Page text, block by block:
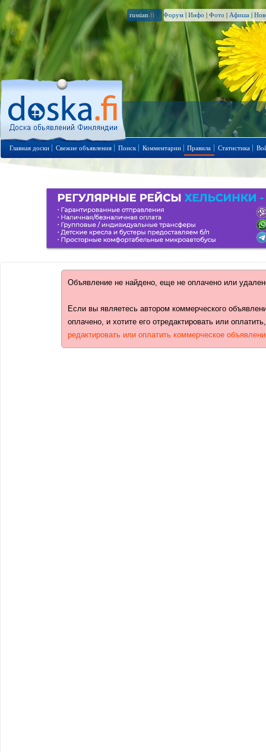
russian .fi Форум | Инфо | Фото | Афиша |
Главная доски Свежие объявления Поиск Комментарии Правила Статистика
Объявление не найдено, еще не оплачено или
Если вы являетесь автором коммерческого
оплачено, и хотите его отредактировать или
редактировать или оплатить коммерческое